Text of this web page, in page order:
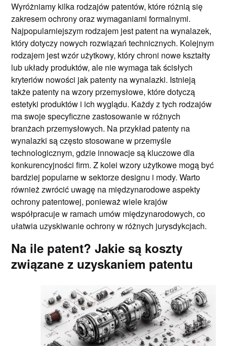
Wyróżniamy kilka rodzajów patentów, które różnią się
zakresem ochrony oraz wymaganiami formalnymi.
Najpopularniejszym rodzajem jest patent na wynalazek,
który dotyczy nowych rozwiązań technicznych. Kolejnym
rodzajem jest wzór użytkowy, który chroni nowe kształty
lub układy produktów, ale nie wymaga tak ścisłych
kryteriów nowości jak patenty na wynalazki. Istnieją
także patenty na wzory przemysłowe, które dotyczą
estetyki produktów i ich wyglądu. Każdy z tych rodzajów
ma swoje specyficzne zastosowanie w różnych
branżach przemysłowych. Na przykład patenty na
wynalazki są często stosowane w przemyśle
technologicznym, gdzie innowacje są kluczowe dla
konkurencyjności firm. Z kolei wzory użytkowe mogą być
bardziej popularne w sektorze designu i mody. Warto
również zwrócić uwagę na międzynarodowe aspekty
ochrony patentowej, ponieważ wiele krajów
współpracuje w ramach umów międzynarodowych, co
ułatwia uzyskiwanie ochrony w różnych jurysdykcjach.
Na ile patent? Jakie są koszty
związane z uzyskaniem patentu